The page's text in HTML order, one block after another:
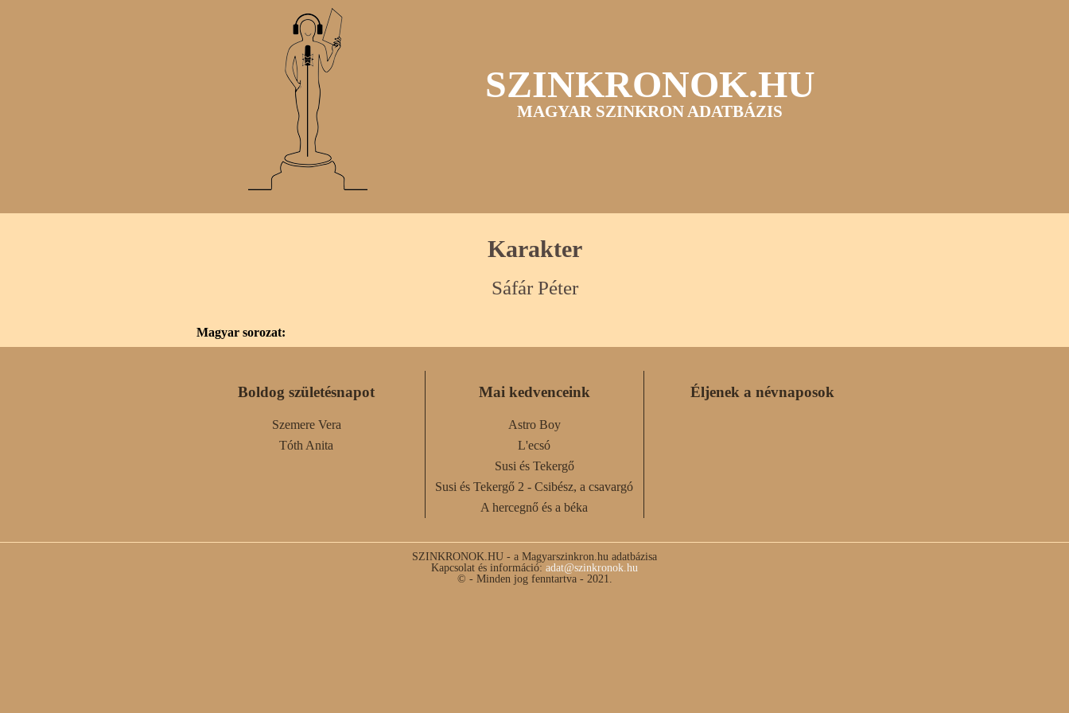
SZINKRONOK.HU
MAGYAR SZINKRON ADATBÁZIS
Karakter
Sáfár Péter
Magyar sorozat:
Boldog születésnapot
Szemere Vera
Tóth Anita
Mai kedvenceink
Astro Boy
L'ecsó
Susi és Tekergő
Susi és Tekergő 2 - Csibész, a csavargó
A hercegnő és a béka
Éljenek a névnaposok
SZINKRONOK.HU - a Magyarszinkron.hu adatbázisa
Kapcsolat és információ: adat@szinkronok.hu
© - Minden jog fenntartva - 2021.